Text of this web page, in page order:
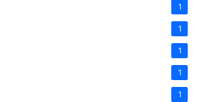
1
1
1
1
1